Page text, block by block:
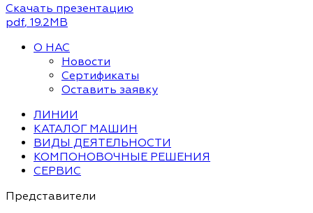
Скачать презентацию
pdf, 19.2MB
О НАС
Новости
Сертификаты
Оставить заявку
ЛИНИИ
КАТАЛОГ МАШИН
ВИДЫ ДЕЯТЕЛЬНОСТИ
КОМПОНОВОЧНЫЕ РЕШЕНИЯ
СЕРВИС
Представители